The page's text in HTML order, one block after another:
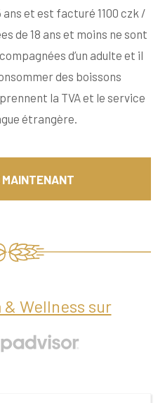
et est facturé 1100 czk /
de 18 ans et moins ne sont
d’un adulte et il
des boissons
la TVA et le service
étrangère.
& Wellness sur